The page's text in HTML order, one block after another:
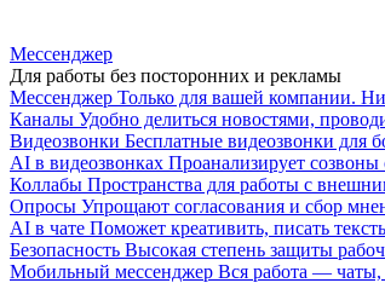
Мессенджер
Для работы без посторонних и рекламы
Мессенджер Только для вашей компании.
Каналы Удобно делиться новостями,
Видеозвонки Бесплатные видеозвонки для
AI в видеозвонках Проанализирует созвоны
Коллабы Пространства для работы с
Опросы Упрощают согласования и сбор
AI в чате Поможет креативить, писать
Безопасность Высокая степень защиты
Мобильный мессенджер Вся работа —